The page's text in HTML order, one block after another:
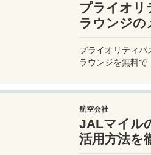
プライオリ
ラウンジの
プライオリティパ
ラウンジを無料で
航空会社
JALマイル
活用方法を